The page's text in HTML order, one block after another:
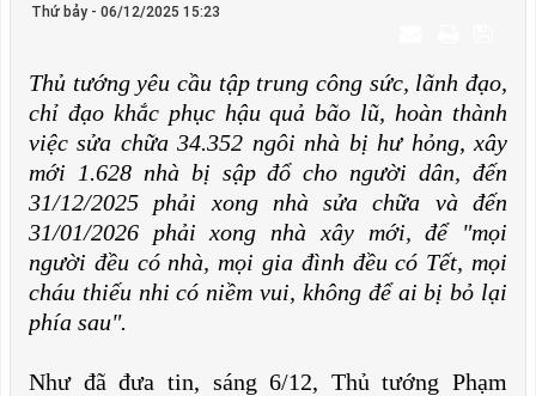
Thứ bảy - 06/12/2025 15:23
Thủ tướng yêu cầu tập trung công sức, lãnh đạo,
chỉ đạo khắc phục hậu quả bão lũ, hoàn thành
việc sửa chữa 34.352 ngôi nhà bị hư hỏng, xây
mới 1.628 nhà bị sập đổ cho người dân, đến
31/12/2025 phải xong nhà sửa chữa và đến
31/01/2026 phải xong nhà xây mới, để "mọi
người đều có nhà, mọi gia đình đều có Tết, mọi
cháu thiếu nhi có niềm vui, không để ai bị bỏ lại
phía sau".
Như đã đưa tin, sáng 6/12, Thủ tướng Phạm